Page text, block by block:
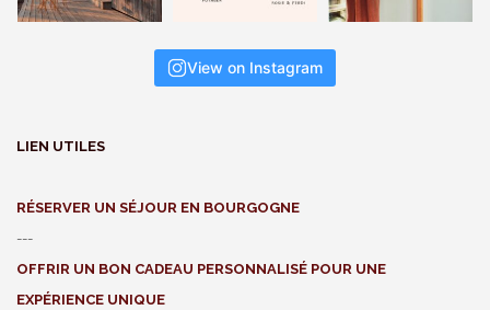
View on Instagram
LIEN UTILES
RÉSERVER UN SÉJOUR EN BOURGOGNE
---
OFFRIR UN BON CADEAU PERSONNALISÉ POUR UNE
EXPÉRIENCE UNIQUE